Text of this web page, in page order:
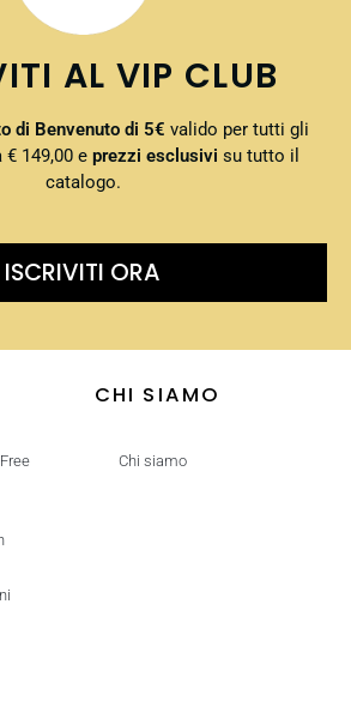
AL VIP CLUB
di Benvenuto di 5€ valido per tutti gli
149,00 e prezzi esclusivi su tutto il
catalogo.
ISCRIVITI ORA
CHI SIAMO
Chi siamo